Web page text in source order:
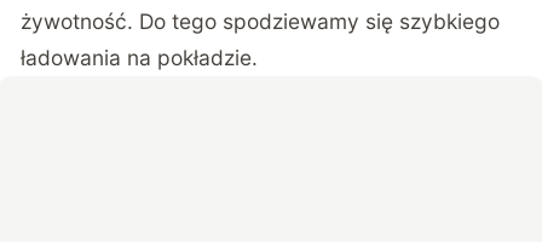
żywotność. Do tego spodziewamy się szybkiego
ładowania na pokładzie.